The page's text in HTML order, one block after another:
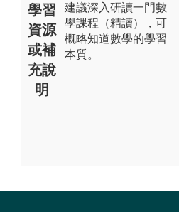
學習
資源
或補
充說
明
建議深入研讀一門數
學課程（精讀），可
概略知道數學的學習
本質。